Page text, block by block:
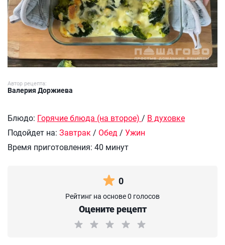
Автор рецепта:
Валерия Доржиева
Блюдо: Горячие блюда (на второе) / В духовке
Подойдет на: Завтрак / Обед / Ужин
Время приготовления: 40 минут
0
Рейтинг на основе 0 голосов
Оцените рецепт